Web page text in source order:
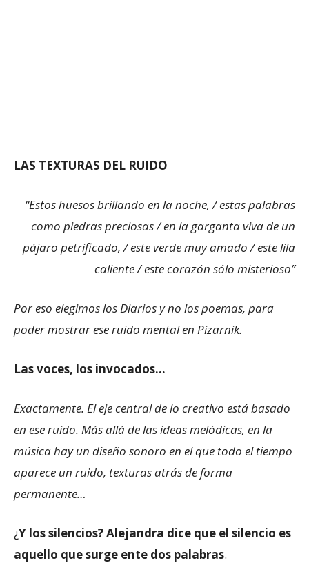
LAS TEXTURAS DEL RUIDO
“Estos huesos brillando en la noche, / estas palabras
como piedras preciosas / en la garganta viva de un
pájaro petrificado, / este verde muy amado / este lila
caliente / este corazón sólo misterioso”
Por eso elegimos los Diarios y no los poemas, para
poder mostrar ese ruido mental en Pizarnik.
Las voces, los invocados…
Exactamente. El eje central de lo creativo está basado
en ese ruido. Más allá de las ideas melódicas, en la
música hay un diseño sonoro en el que todo el tiempo
aparece un ruido, texturas atrás de forma
permanente…
¿Y los silencios? Alejandra dice que el silencio es
aquello que surge ente dos palabras.